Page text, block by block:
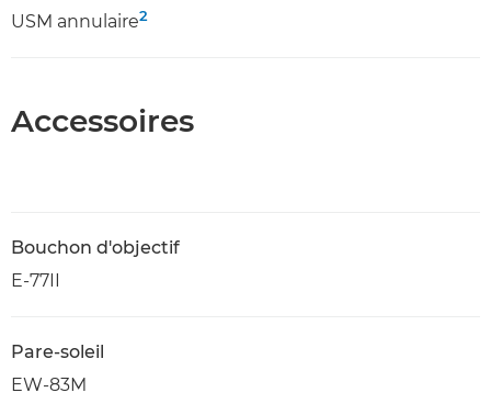
USM annulaire2
Accessoires
Bouchon d'objectif
E-77II
Pare-soleil
EW-83M